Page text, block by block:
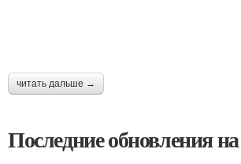
читать дальше →
Последние обновления